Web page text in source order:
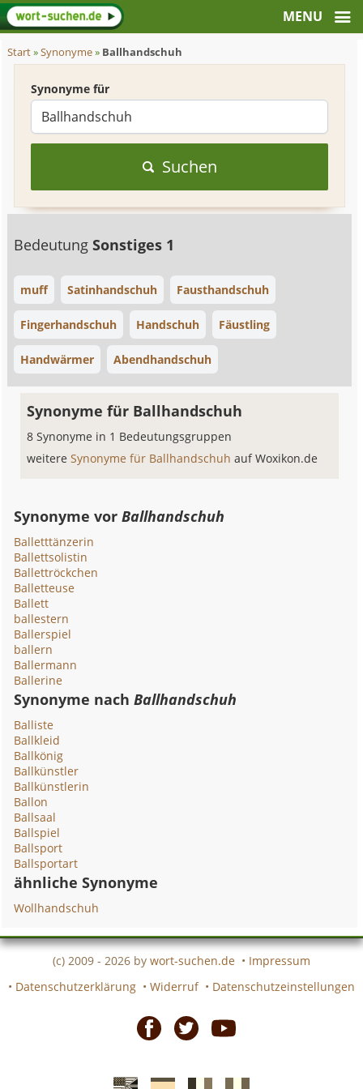
Start»Synonyme» Ballhandschuh
Synonyme für
Suchen
BedeutungSonstiges 1
muff Satinhandschuh Fausthandschuh
Fingerhandschuh Handschuh Fäustling
Handwärmer Abendhandschuh
Synonyme für Ballhandschuh
8 Synonyme in 1 Bedeutungsgruppen
weitereSynonyme für Ballhandschuhauf Woxikon.de
Synonyme vorBallhandschuh
Balletttänzerin
Ballettsolistin
Ballettröckchen
Balletteuse
Ballett
ballestern
Ballerspiel
ballern
Ballermann
Ballerine
Synonyme nachBallhandschuh
Balliste
Ballkleid
Ballkönig
Ballkünstler
Ballkünstlerin
Ballon
Ballsaal
Ballspiel
Ballsport
Ballsportart
ähnliche Synonyme
Wollhandschuh
(c) 2009 - 2026 by wort-suchen.de • Impressum
• Datenschutzerklärung • Widerruf • Datenschutzeinstellungen